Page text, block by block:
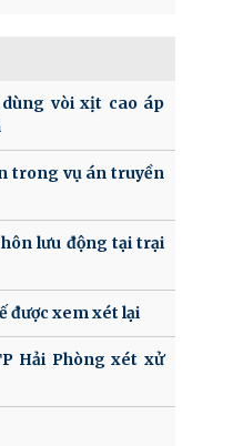
dùng vòi xịt cao áp
trong vụ án truyền
lưu động tại trại
được xem xét lại
Hải Phòng xét xử